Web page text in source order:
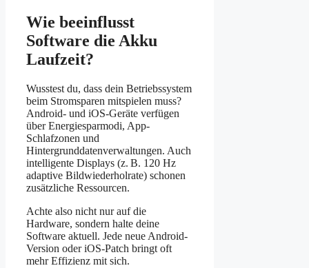
Wie beeinflusst
Software die Akku
Laufzeit?
Wusstest du, dass dein Betriebssystem
beim Stromsparen mitspielen muss?
Android- und iOS-Geräte verfügen
über Energiesparmodi, App-
Schlafzonen und
Hintergrunddatenverwaltungen. Auch
intelligente Displays (z. B. 120 Hz
adaptive Bildwiederholrate) schonen
zusätzliche Ressourcen.
Achte also nicht nur auf die
Hardware, sondern halte deine
Software aktuell. Jede neue Android-
Version oder iOS-Patch bringt oft
mehr Effizienz mit sich.